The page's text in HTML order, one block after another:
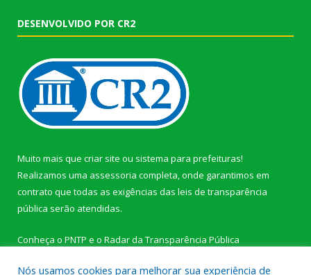
DESENVOLVIDO POR CR2
Muito mais que criar site ou sistema para prefeituras!
Realizamos uma assessoria completa, onde garantimos em
contrato que todas as exigências das leis de transparência
pública serão atendidas.
Conheça o PNTP e o Radar da Transparência Pública
Nós usamos cookies para melhorar sua experiência de